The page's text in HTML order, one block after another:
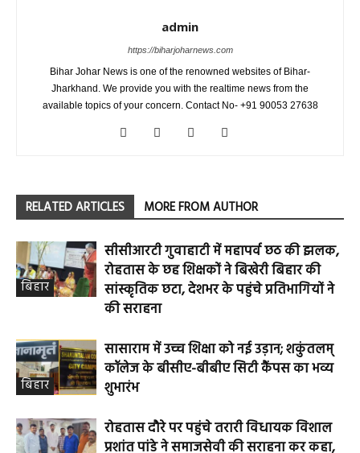
admin
https://biharjoharnews.com
Bihar Johar News is one of the renowned websites of Bihar-
Jharkhand. We provide you with the realtime news from the
available topics of your concern. Contact No- +91 90053 27638
RELATED ARTICLES MORE FROM AUTHOR
बिहार
सीसीआरटी गुवाहाटी में महापर्व छठ की झलक,
रोहतास के छह शिक्षकों ने बिखेरी बिहार की
सांस्कृतिक छटा, देशभर के पहुंचे प्रतिभागियों ने
की सराहना
बिहार
सासाराम में उच्च शिक्षा को नई उड़ान; शकुंतलम्
कॉलेज के बीसीए-बीबीए सिटी कैंपस का भव्य
शुभारंभ
रोहतास दौरे पर पहुंचे तरारी विधायक विशाल
प्रशांत पांडे ने समाजसेवी की सराहना कर कहा,